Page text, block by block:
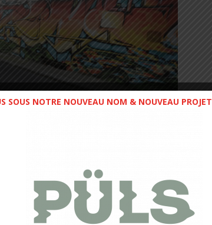
(Troisième du 23 km en 2013.)
encore des marches et toujours des marches, aussi bien à
SOUS NOTRE NOUVEAU NOM & NOUVEAU PROJET